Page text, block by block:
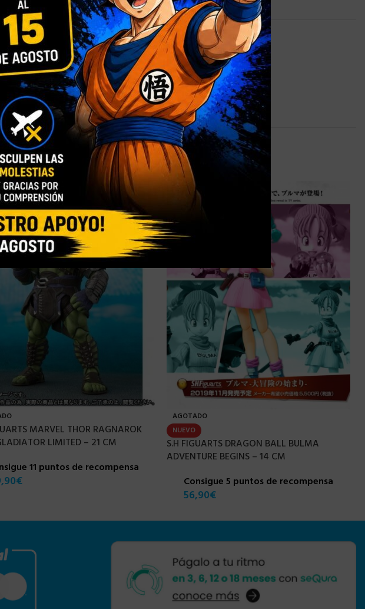
0,9 kg
MARVEL THOR RAGNAROK
LIMITED – 21 CM
11 puntos de recompensa
€
AGOTADO
NUEVO
S.H FIGUARTS DRAGON BALL BULMA
ADVENTURE BEGINS – 14 CM
Consigue 5 puntos de recompensa
56,90€